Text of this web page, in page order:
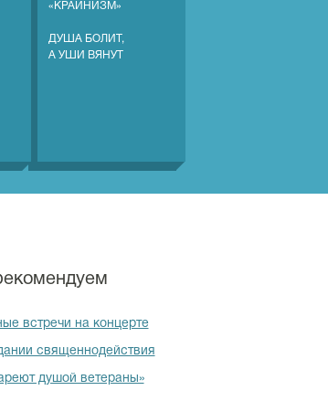
«КРАЙНИЗМ»
ДУША БОЛИТ,
А УШИ ВЯНУТ
встречи на концерте
священнодействия
душой ветераны»